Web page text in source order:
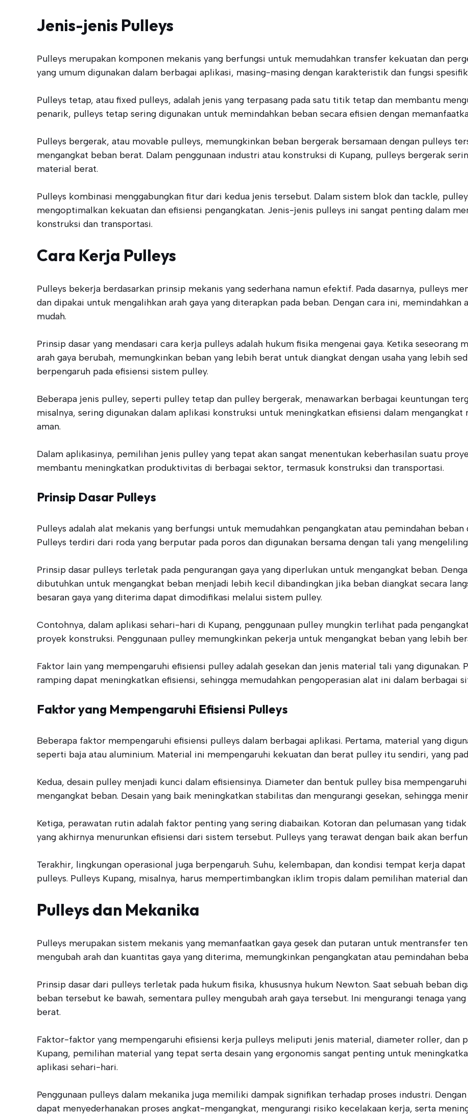
Jenis-jenis Pulleys
Pulleys merupakan komponen mekanis yang berfungsi untuk memudahkan transfer kekuatan dan
yang umum digunakan dalam berbagai aplikasi, masing-masing dengan karakteristik dan fungsi
Pulleys tetap, atau fixed pulleys, adalah jenis yang terpasang pada satu titik tetap dan membantu
penarik, pulleys tetap sering digunakan untuk memindahkan beban secara efisien dengan
Pulleys bergerak, atau movable pulleys, memungkinkan beban bergerak bersamaan dengan pulleys
mengangkat beban berat. Dalam penggunaan industri atau konstruksi di Kupang, pulleys bergerak
material berat.
Pulleys kombinasi menggabungkan fitur dari kedua jenis tersebut. Dalam sistem blok dan tackle,
mengoptimalkan kekuatan dan efisiensi pengangkatan. Jenis-jenis pulleys ini sangat penting dalam
konstruksi dan transportasi.
Cara Kerja Pulleys
Pulleys bekerja berdasarkan prinsip mekanis yang sederhana namun efektif. Pada dasarnya, pulleys
dan dipakai untuk mengalihkan arah gaya yang diterapkan pada beban. Dengan cara ini,
mudah.
Prinsip dasar yang mendasari cara kerja pulleys adalah hukum fisika mengenai gaya. Ketika seseorang
arah gaya berubah, memungkinkan beban yang lebih berat untuk diangkat dengan usaha yang lebih
berpengaruh pada efisiensi sistem pulley.
Beberapa jenis pulley, seperti pulley tetap dan pulley bergerak, menawarkan berbagai keuntungan
misalnya, sering digunakan dalam aplikasi konstruksi untuk meningkatkan efisiensi dalam
aman.
Dalam aplikasinya, pemilihan jenis pulley yang tepat akan sangat menentukan keberhasilan suatu
membantu meningkatkan produktivitas di berbagai sektor, termasuk konstruksi dan transportasi.
Prinsip Dasar Pulleys
Pulleys adalah alat mekanis yang berfungsi untuk memudahkan pengangkatan atau pemindahan
Pulleys terdiri dari roda yang berputar pada poros dan digunakan bersama dengan tali yang
Prinsip dasar pulleys terletak pada pengurangan gaya yang diperlukan untuk mengangkat beban.
dibutuhkan untuk mengangkat beban menjadi lebih kecil dibandingkan jika beban diangkat secara
besaran gaya yang diterima dapat dimodifikasi melalui sistem pulley.
Contohnya, dalam aplikasi sehari-hari di Kupang, penggunaan pulley mungkin terlihat pada
proyek konstruksi. Penggunaan pulley memungkinkan pekerja untuk mengangkat beban yang lebih
Faktor lain yang mempengaruhi efisiensi pulley adalah gesekan dan jenis material tali yang digunakan.
ramping dapat meningkatkan efisiensi, sehingga memudahkan pengoperasian alat ini dalam berbagai
Faktor yang Mempengaruhi Efisiensi Pulleys
Beberapa faktor mempengaruhi efisiensi pulleys dalam berbagai aplikasi. Pertama, material yang
seperti baja atau aluminium. Material ini mempengaruhi kekuatan dan berat pulley itu sendiri, yang
Kedua, desain pulley menjadi kunci dalam efisiensinya. Diameter dan bentuk pulley bisa
mengangkat beban. Desain yang baik meningkatkan stabilitas dan mengurangi gesekan, sehingga
Ketiga, perawatan rutin adalah faktor penting yang sering diabaikan. Kotoran dan pelumasan yang
yang akhirnya menurunkan efisiensi dari sistem tersebut. Pulleys yang terawat dengan baik akan
Terakhir, lingkungan operasional juga berpengaruh. Suhu, kelembapan, dan kondisi tempat kerja
pulleys. Pulleys Kupang, misalnya, harus mempertimbangkan iklim tropis dalam pemilihan material dan
Pulleys dan Mekanika
Pulleys merupakan sistem mekanis yang memanfaatkan gaya gesek dan putaran untuk mentransfer
mengubah arah dan kuantitas gaya yang diterima, memungkinkan pengangkatan atau pemindahan
Prinsip dasar dari pulleys terletak pada hukum fisika, khususnya hukum Newton. Saat sebuah beban
beban tersebut ke bawah, sementara pulley mengubah arah gaya tersebut. Ini mengurangi tenaga
berat.
Faktor-faktor yang mempengaruhi efisiensi kerja pulleys meliputi jenis material, diameter roller, dan
Kupang, pemilihan material yang tepat serta desain yang ergonomis sangat penting untuk
aplikasi sehari-hari.
Penggunaan pulleys dalam mekanika juga memiliki dampak signifikan terhadap proses industri.
dapat menyederhanakan proses angkat-mengangkat, mengurangi risiko kecelakaan kerja, serta